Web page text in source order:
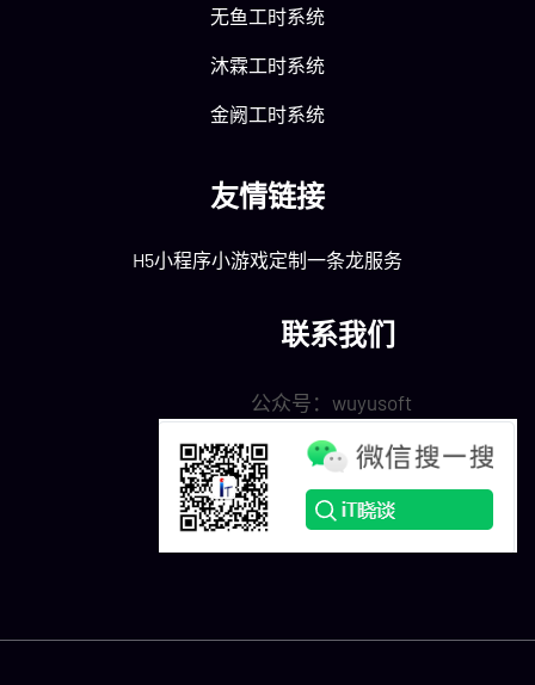
无鱼工时系统
沐霖工时系统
金阙工时系统
友情链接
H5小程序小游戏定制一条龙服务
联系我们
公众号：wuyusoft